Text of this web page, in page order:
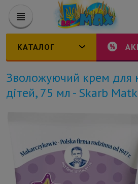
КАТАЛОГ
Зволожуючий крем для
дітей, 75 мл - Skarb